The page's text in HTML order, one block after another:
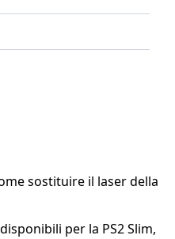
sostituire il laser della
per la PS2 Slim,